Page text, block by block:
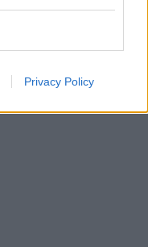
Privacy Policy